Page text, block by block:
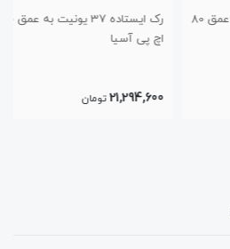
رک ایستاده 37 یونیت به عمق 80
رک ایستاده 37 یونیت به عمق 60
اچ پی آسیا
21,294,600 تومان